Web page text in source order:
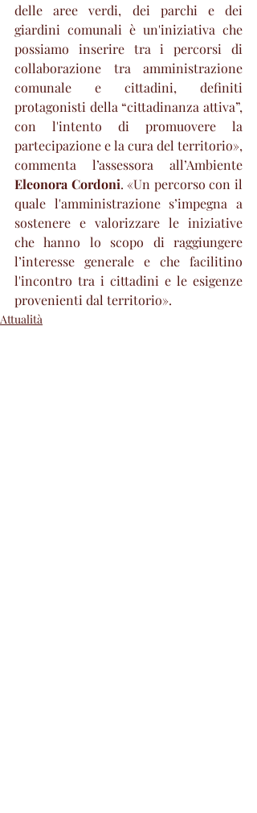
delle aree verdi, dei parchi e dei
giardini comunali è un'iniziativa che
possiamo inserire tra i percorsi di
collaborazione tra amministrazione
comunale e cittadini, definiti
protagonisti della “cittadinanza attiva”,
con l'intento di promuovere la
partecipazione e la cura del territorio»,
Eleonora Cordoni. «Un percorso con il
quale l'amministrazione s’impegna a
sostenere e valorizzare le iniziative
che hanno lo scopo di raggiungere
l’interesse generale e che facilitino
l'incontro tra i cittadini e le esigenze
provenienti dal territorio».
Attualità